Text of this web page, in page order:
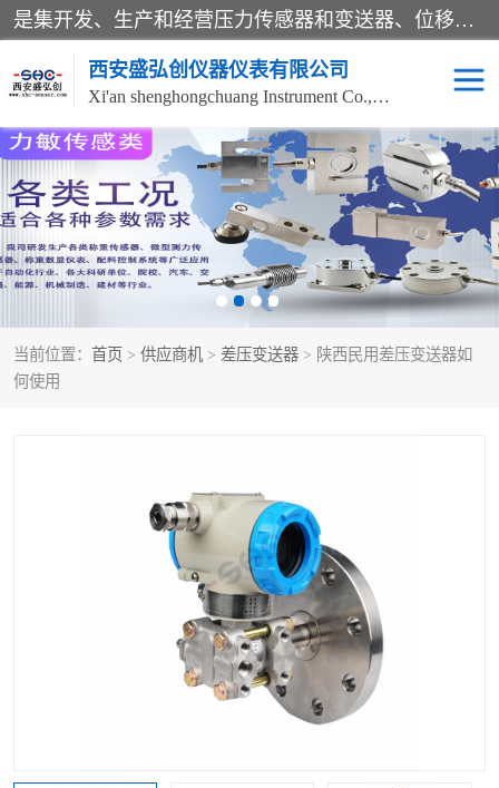
是集开发、生产和经营压力传感器和变送器、位移传感器和变送器、流量传感器和变送器、称重传感器和变送器、测力传感器和变送器、温湿度传感器和变送器、扭矩传感器、智能数显控制仪表等产品的化高新技术企业。
西安盛弘创仪器仪表有限公司
Xi'an shenghongchuang Instrument Co., Ltd
当前位置： 首页 > 供应商机 > 差压变送器 > 陕西民用差压变送器如
何使用
称重传感器 超声波流量计
压力变送器 通用型压力变送器
流量计
位移传感器 差压变送器